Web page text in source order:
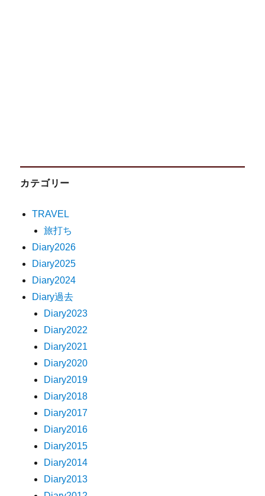
カテゴリー
TRAVEL
旅打ち
Diary2026
Diary2025
Diary2024
Diary過去
Diary2023
Diary2022
Diary2021
Diary2020
Diary2019
Diary2018
Diary2017
Diary2016
Diary2015
Diary2014
Diary2013